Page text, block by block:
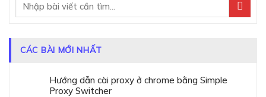
CÁC BÀI MỚI NHẤT
Hướng dẫn cài proxy ở chrome bằng Simple
Proxy Switcher